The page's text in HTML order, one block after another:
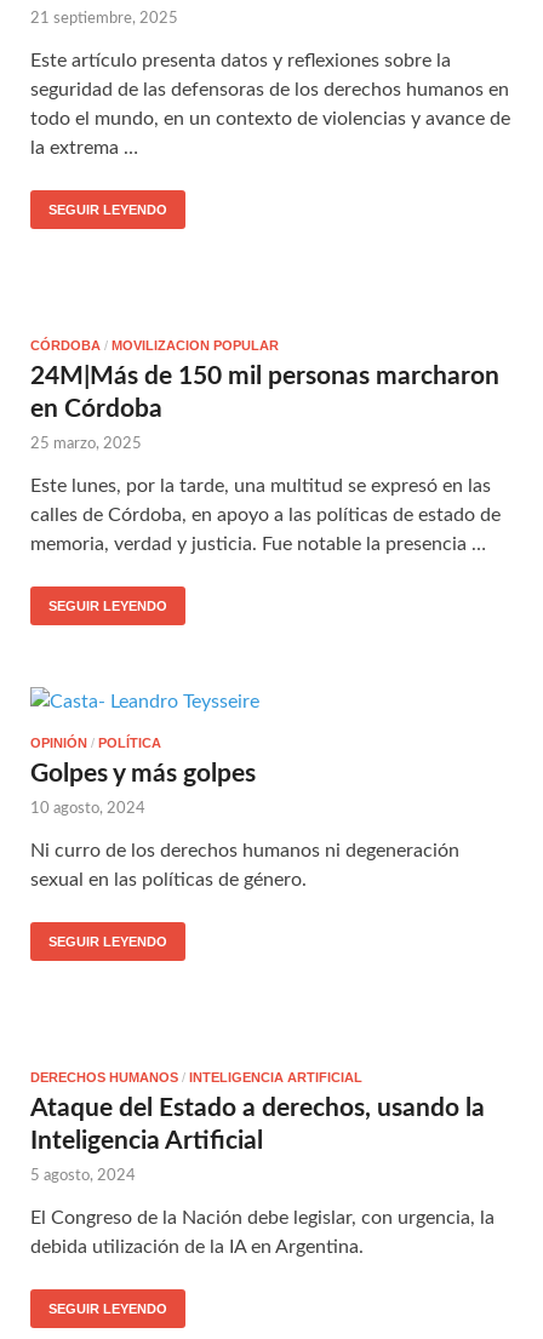
21 septiembre, 2025
Este artículo presenta datos y reflexiones sobre la
seguridad de las defensoras de los derechos humanos en
todo el mundo, en un contexto de violencias y avance de
la extrema …
SEGUIR LEYENDO
CÓRDOBA / MOVILIZACION POPULAR
24M|Más de 150 mil personas marcharon
en Córdoba
25 marzo, 2025
Este lunes, por la tarde, una multitud se expresó en las
calles de Córdoba, en apoyo a las políticas de estado de
memoria, verdad y justicia. Fue notable la presencia …
SEGUIR LEYENDO
OPINIÓN / POLÍTICA
Golpes y más golpes
10 agosto, 2024
Ni curro de los derechos humanos ni degeneración
sexual en las políticas de género.
SEGUIR LEYENDO
DERECHOS HUMANOS / INTELIGENCIA ARTIFICIAL
Ataque del Estado a derechos, usando la
Inteligencia Artificial
5 agosto, 2024
El Congreso de la Nación debe legislar, con urgencia, la
debida utilización de la IA en Argentina.
SEGUIR LEYENDO